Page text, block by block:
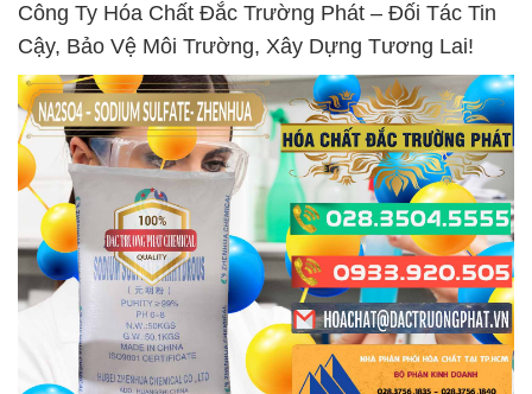
Công Ty Hóa Chất Đắc Trường Phát – Đối Tác Tin
Cậy, Bảo Vệ Môi Trường, Xây Dựng Tương Lai!